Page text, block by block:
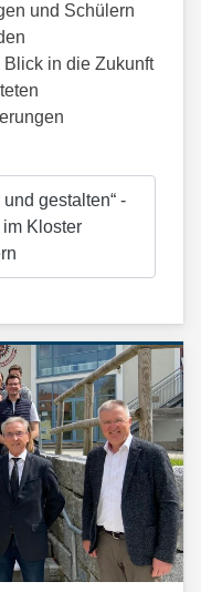
und Schülern
in die Zukunft
gestalten“ -
Kloster